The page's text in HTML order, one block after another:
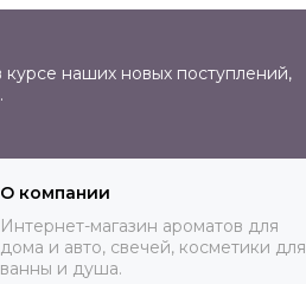
наших новых поступлений,
О компании
Интернет-магазин ароматов для
дома и авто, свечей, косметики для
ванны и душа.